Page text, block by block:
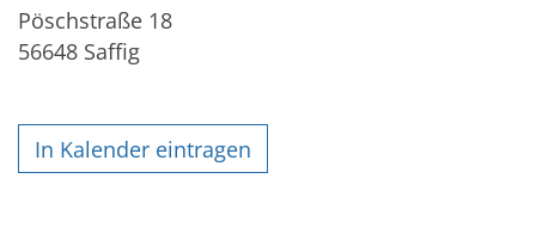
Pöschstraße 18
56648 Saffig
In Kalender eintragen